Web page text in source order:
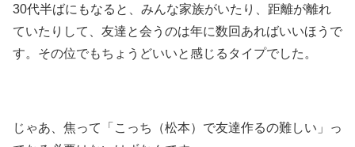
30代半ばにもなると、みんな家族がいたり、距離が離れ
ていたりして、友達と会うのは年に数回あればいいほうで
す。その位でもちょうどいいと感じるタイプでした。
じゃあ、焦って「こっち（松本）で友達作るの難しい」っ